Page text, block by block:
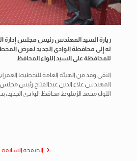
زيارة السيد المهندس رئيس مجلس إدارة
له إلى محافظة الوادى الجديد لعرض
للمحافظة على السيد اللواء المحافظ
التقى وفد من الهيئة العامة للتخطيط
المهندس علاء الدين عبدالفتاح رئيس مجلس
اللواء محمد الزملوط محافظ الوادي الجديد،
الصفحة السابقة